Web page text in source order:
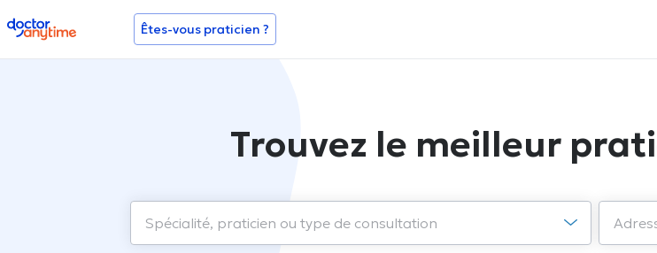
doctoranytime Êtes-vous praticien ?
Trouvez le meilleur